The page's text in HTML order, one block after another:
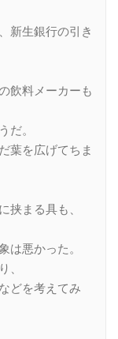
新生銀行の引き
飲料メーカーも
だ。
葉を広げてちま
挟まる具も、
は悪かった。
、
どを考えてみ